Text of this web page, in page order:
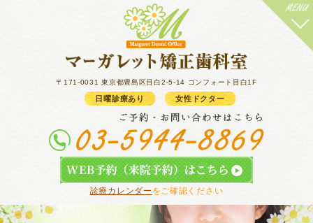
歯並び矯正 目白 雑司が谷 マーガレット矯正歯科室 小児矯正
〒171-0031 東京都豊島区目白2-5-14 コンフォート目白1F
日曜診療あり 女性ドクター
診療カレンダー をご確認ください